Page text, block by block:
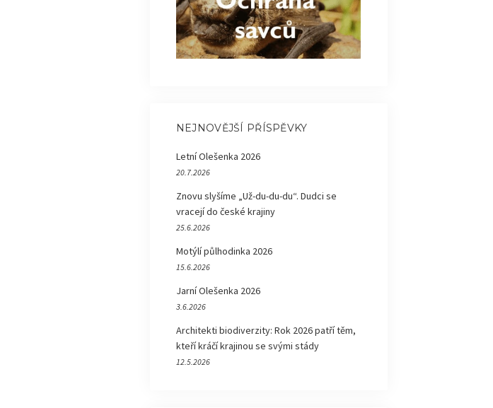
NEJNOVĚJŠÍ PŘÍSPĚVKY
Letní Olešenka 2026
20.7.2026
Znovu slyšíme „Už-du-du-du“. Dudci se
vracejí do české krajiny
25.6.2026
Motýlí půlhodinka 2026
15.6.2026
Jarní Olešenka 2026
3.6.2026
Architekti biodiverzity: Rok 2026 patří těm,
kteří kráčí krajinou se svými stády
12.5.2026